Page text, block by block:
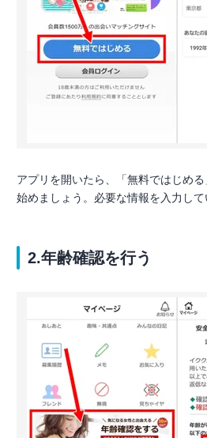
アプリを開いたら、「無料ではじめ
始めましょう。必要な情報を入力して
2.年齢確認を行う